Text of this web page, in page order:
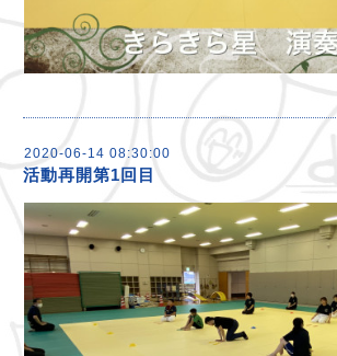
2020-06-14 08:30:00
活動再開第1回目